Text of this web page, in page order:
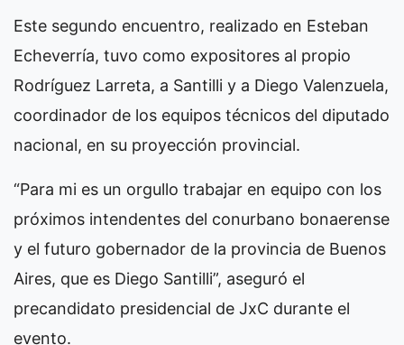
Este segundo encuentro, realizado en Esteban
Echeverría, tuvo como expositores al propio
Rodríguez Larreta, a Santilli y a Diego Valenzuela,
coordinador de los equipos técnicos del diputado
nacional, en su proyección provincial.
“Para mi es un orgullo trabajar en equipo con los
próximos intendentes del conurbano bonaerense
y el futuro gobernador de la provincia de Buenos
Aires, que es Diego Santilli”, aseguró el
precandidato presidencial de JxC durante el
evento.